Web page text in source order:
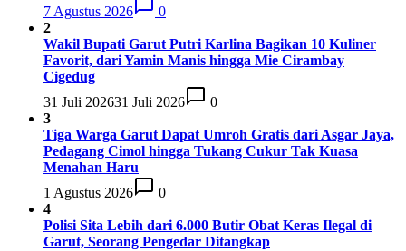
7 Agustus 2026
0
2
Wakil Bupati Garut Putri Karlina Bagikan 10 Kuliner
Favorit, dari Yamin Manis hingga Mie Cirambay
Cigedug
31 Juli 202631 Juli 2026
0
3
Tiga Warga Garut Dapat Umroh Gratis dari Asgar Jaya,
Pedagang Cimol hingga Tukang Cukur Tak Kuasa
Menahan Haru
1 Agustus 2026
0
4
Polisi Sita Lebih dari 6.000 Butir Obat Keras Ilegal di
Garut, Seorang Pengedar Ditangkap